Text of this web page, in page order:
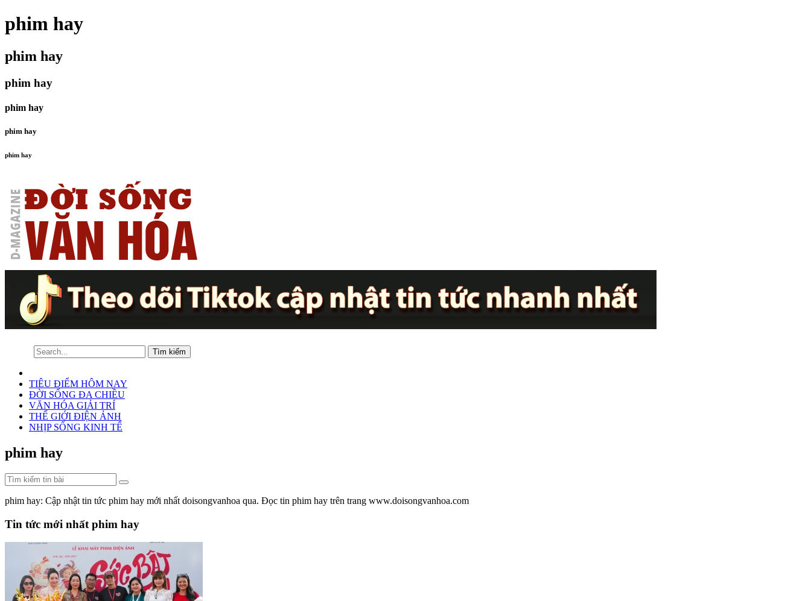
phim hay
phim hay
phim hay
phim hay
phim hay
phim hay
TIÊU ĐIỂM HÔM NAY
ĐỜI SỐNG ĐA CHIỀU
VĂN HÓA GIẢI TRÍ
THẾ GIỚI ĐIỆN ẢNH
NHỊP SỐNG KINH TẾ
phim hay
phim hay: Cập nhật tin tức phim hay mới nhất doisongvanhoa qua. Đọc tin phim hay trên trang www.doisongvanhoa.com
Tin tức mới nhất phim hay